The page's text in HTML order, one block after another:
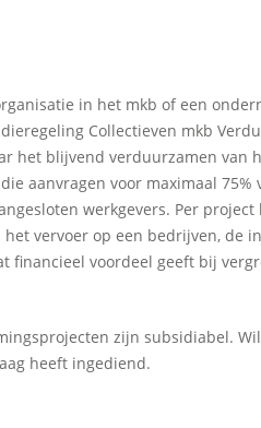
in het mkb of een
Collectieven mkb
het blijvend verduurzamen van
aanvragen voor maximaal
werkgevers. Per project
vervoer op een bedrijven, de
voordeel geeft bij
zijn subsidiabel.
heeft ingediend.